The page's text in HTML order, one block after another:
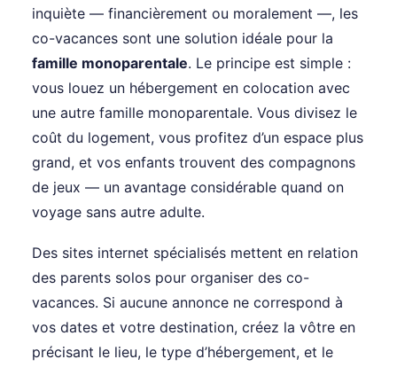
inquiète — financièrement ou moralement —, les
co-vacances sont une solution idéale pour la
famille monoparentale. Le principe est simple :
vous louez un hébergement en colocation avec
une autre famille monoparentale. Vous divisez le
coût du logement, vous profitez d’un espace plus
grand, et vos enfants trouvent des compagnons
de jeux — un avantage considérable quand on
voyage sans autre adulte.
Des sites internet spécialisés mettent en relation
des parents solos pour organiser des co-
vacances. Si aucune annonce ne correspond à
vos dates et votre destination, créez la vôtre en
précisant le lieu, le type d’hébergement, et le